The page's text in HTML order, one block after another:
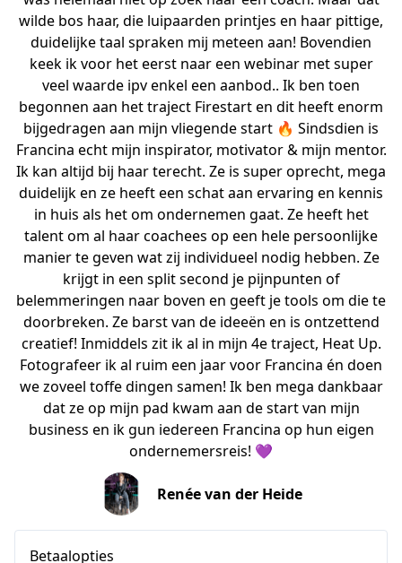
wilde bos haar, die luipaarden printjes en haar pittige,
duidelijke taal spraken mij meteen aan! Bovendien
keek ik voor het eerst naar een webinar met super
veel waarde ipv enkel een aanbod.. Ik ben toen
begonnen aan het traject Firestart en dit heeft enorm
bijgedragen aan mijn vliegende start 🔥 Sindsdien is
Francina echt mijn inspirator, motivator & mijn mentor.
Ik kan altijd bij haar terecht. Ze is super oprecht, mega
duidelijk en ze heeft een schat aan ervaring en kennis
in huis als het om ondernemen gaat. Ze heeft het
talent om al haar coachees op een hele persoonlijke
manier te geven wat zij individueel nodig hebben. Ze
krijgt in een split second je pijnpunten of
belemmeringen naar boven en geeft je tools om die te
doorbreken. Ze barst van de ideeën en is ontzettend
creatief! Inmiddels zit ik al in mijn 4e traject, Heat Up.
Fotografeer ik al ruim een jaar voor Francina én doen
we zoveel toffe dingen samen! Ik ben mega dankbaar
dat ze op mijn pad kwam aan de start van mijn
business en ik gun iedereen Francina op hun eigen
ondernemersreis! 💜
Renée van der Heide
Betaalopties